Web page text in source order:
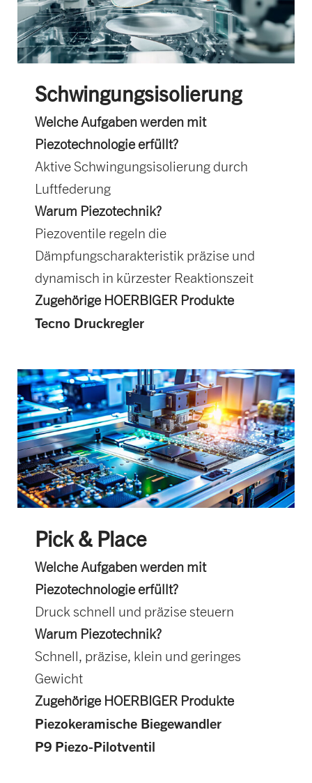
Schwingungsisolierung
Welche Aufgaben werden mit
Piezotechnologie erfüllt?
Aktive Schwingungsisolierung durch
Luftfederung
Warum Piezotechnik?
Piezoventile regeln die
Dämpfungscharakteristik präzise und
dynamisch in kürzester Reaktionszeit
Zugehörige HOERBIGER Produkte
Tecno Druckregler
Pick & Place
Welche Aufgaben werden mit
Piezotechnologie erfüllt?
Druck schnell und präzise steuern
Warum Piezotechnik?
Schnell, präzise, klein und geringes
Gewicht
Zugehörige HOERBIGER Produkte
Piezokeramische Biegewandler
P9 Piezo-Pilotventil